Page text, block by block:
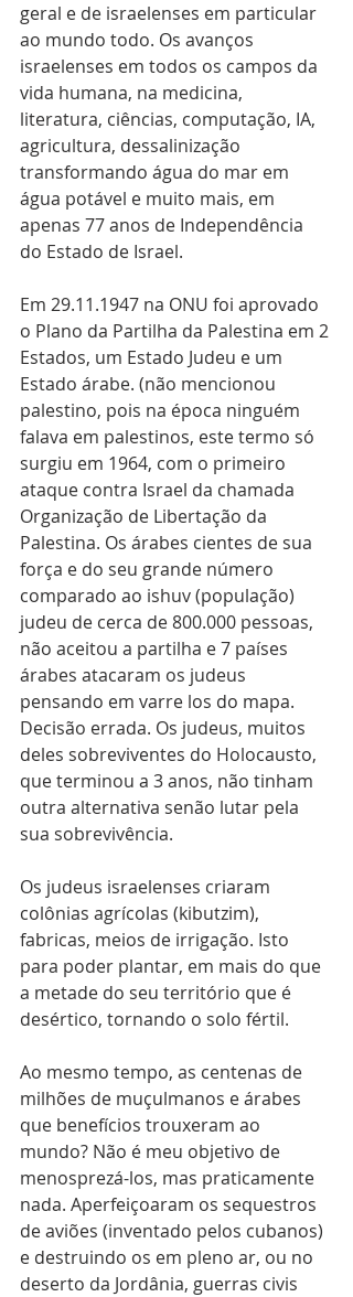
geral e de israelenses em particular
ao mundo todo. Os avanços
israelenses em todos os campos da
vida humana, na medicina,
literatura, ciências, computação, IA,
agricultura, dessalinização
transformando água do mar em
água potável e muito mais, em
apenas 77 anos de Independência
do Estado de Israel.
Em 29.11.1947 na ONU foi aprovado
o Plano da Partilha da Palestina em 2
Estados, um Estado Judeu e um
Estado árabe. (não mencionou
palestino, pois na época ninguém
falava em palestinos, este termo só
surgiu em 1964, com o primeiro
ataque contra Israel da chamada
Organização de Libertação da
Palestina. Os árabes cientes de sua
força e do seu grande número
comparado ao ishuv (população)
judeu de cerca de 800.000 pessoas,
não aceitou a partilha e 7 países
árabes atacaram os judeus
pensando em varre los do mapa.
Decisão errada. Os judeus, muitos
deles sobreviventes do Holocausto,
que terminou a 3 anos, não tinham
outra alternativa senão lutar pela
sua sobrevivência.
Os judeus israelenses criaram
colônias agrícolas (kibutzim),
fabricas, meios de irrigação. Isto
para poder plantar, em mais do que
a metade do seu território que é
desértico, tornando o solo fértil.
Ao mesmo tempo, as centenas de
milhões de muçulmanos e árabes
que benefícios trouxeram ao
mundo? Não é meu objetivo de
menosprezá-los, mas praticamente
nada. Aperfeiçoaram os sequestros
de aviões (inventado pelos cubanos)
e destruindo os em pleno ar, ou no
deserto da Jordânia, guerras civis